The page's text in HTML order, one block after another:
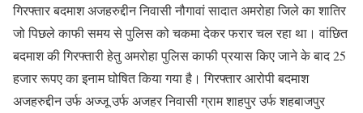
गिरफ्तार बदमाश अजहरुद्दीन निवासी नौगावां सादात अमरोहा जिले का शातिर
जो पिछले काफी समय से पुलिस को चकमा देकर फरार चल रहा था। वांछित
बदमाश की गिरफ्तारी हेतु अमरोहा पुलिस काफी प्रयास किए जाने के बाद 25
हजार रूपए का इनाम घोषित किया गया है। गिरफ्तार आरोपी बदमाश
अजहरुद्दीन उर्फ अज्जू उर्फ अजहर निवासी ग्राम शाहपुर उर्फ शहबाजपुर